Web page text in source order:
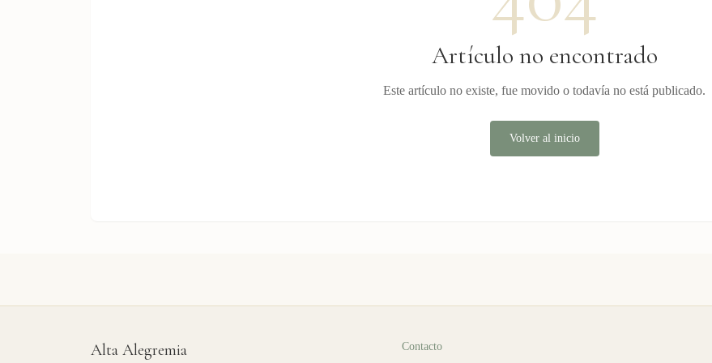
Artículo no encontrado
Este artículo no existe, fue movido o todavía no está publicado.
Volver al inicio
Alta Alegremia Contacto